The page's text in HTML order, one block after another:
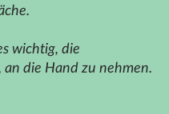
wichtig, die
die Hand zu nehmen.